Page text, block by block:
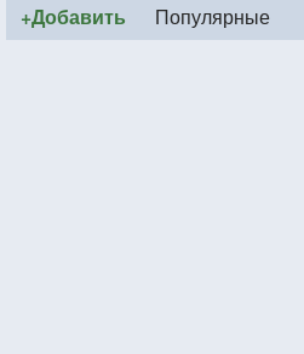
+Добавить Популярные